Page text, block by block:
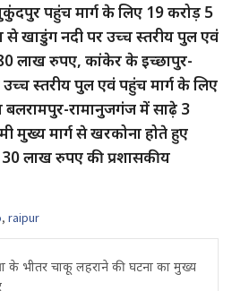
पहुंच मार्ग के लिए 19 करोड़ 5
खाडुंग नदी पर उच्च स्तरीय पुल एवं
लाख रुपए, कांकेर के इच्छापुर-
उच्च स्तरीय पुल एवं पहुंच मार्ग के लिए
रामानुजगंज में साढ़े 3
मुख्य मार्ग से खरकोना होते हुए
लाख रुपए की प्रशासकीय
, raipur
के भीतर चाकू लहराने की घटना का मुख्य